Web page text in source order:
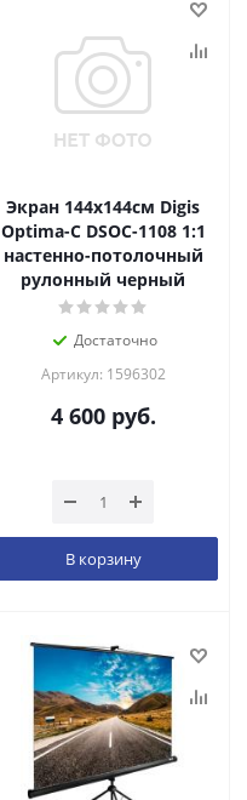
Экран 144x144см Digis
Optima-C DSOC-1108 1:1
настенно-потолочный
рулонный черный
Достаточно
Артикул: 1596302
4 600руб.
В корзину